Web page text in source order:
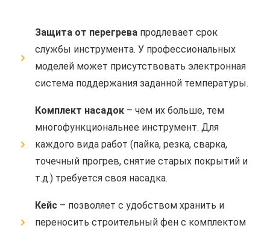
Защита от перегрева продлевает срок
службы инструмента. У профессиональных
моделей может присутствовать электронная
система поддержания заданной температуры.
Комплект насадок – чем их больше, тем
многофункциональнее инструмент. Для
каждого вида работ (пайка, резка, сварка,
точечный прогрев, снятие старых покрытий и
т.д.) требуется своя насадка.
Кейс – позволяет с удобством хранить и
переносить строительный фен с комплектом